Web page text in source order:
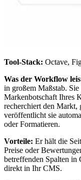
Tool-Stack: Octave,
Was der Workflow
in großem Maßstab.
Markenbotschaft Ihres
recherchiert den Markt,
veröffentlicht sie
oder Formatieren.
Vorteile: Er hält die
Preise oder
betreffenden Spalten in
direkt in Ihr CMS.